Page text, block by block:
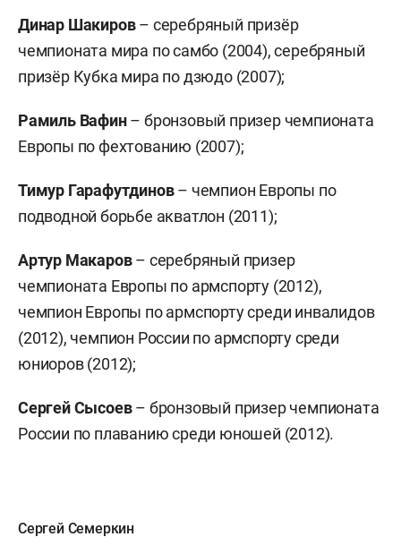
Динар Шакиров– серебряный призёр
чемпионата мира по самбо (2004), серебряный
призёр Кубка мира по дзюдо (2007);
Рамиль Вафин– бронзовый призер чемпионата
Европы по фехтованию (2007);
Тимур Гарафутдинов– чемпион Европы по
подводной борьбе акватлон (2011);
Артур Макаров– серебряный призер
чемпионата Европы по армспорту (2012),
чемпион Европы по армспорту среди инвалидов
(2012), чемпион России по армспорту среди
юниоров (2012);
Сергей Сысоев– бронзовый призер чемпионата
России по плаванию среди юношей (2012).
Сергей Семеркин